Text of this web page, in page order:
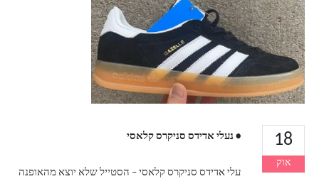
18
אוק
• נעלי אדידס סניקרס קלאסי
עלי אדידס סניקרס קלאסי – הסטייל שלא יוצא מהאופנה